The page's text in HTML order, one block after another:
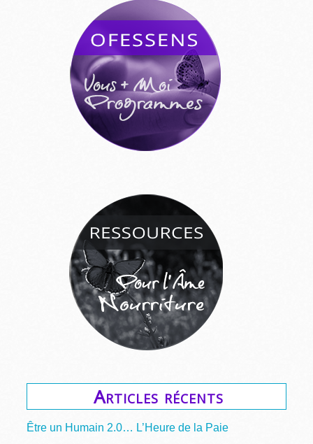
Articles récents
Être un Humain 2.0… L’Heure de la Paie